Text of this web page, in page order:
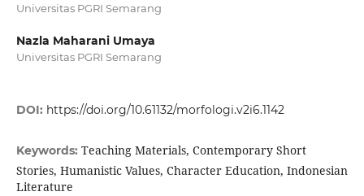
Universitas PGRI Semarang
Nazla Maharani Umaya
Universitas PGRI Semarang
DOI: https://doi.org/10.61132/morfologi.v2i6.1142
Keywords: Teaching Materials, Contemporary Short
Stories, Humanistic Values, Character Education, Indonesian
Literature